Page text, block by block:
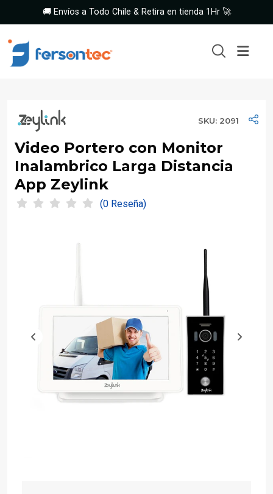
🚚 Envíos a Todo Chile & Retira en tienda 1Hr 🚀
SKU: 2091
Video Portero con Monitor
Inalambrico Larga Distancia
App Zeylink
(0 Reseña)